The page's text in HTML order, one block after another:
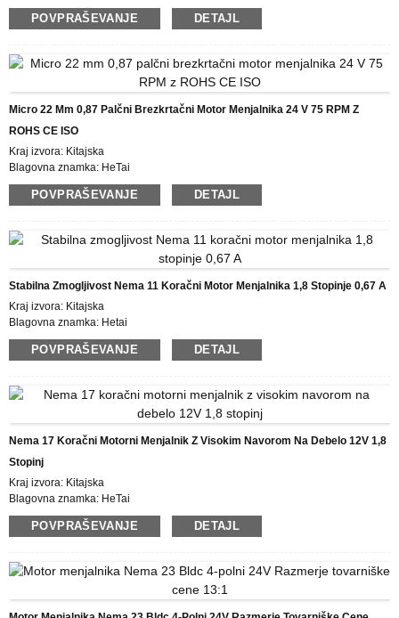
Certificiranje: CE ROHS ISO
Številka modela: 57BYGH231-04AG15
Cena: USD
Podrobnosti pakiranja: škatla z notranjo škatlo iz pene, paleta
Plačilni pogoji: L/C, D/P, T/T, Western Union, MoneyGram
POVPRAŠEVANJE DETAJL
Micro 22 Mm 0,87 Palčni Brezkrtačni Motor Menjalnika 24 V 75 RPM Z
ROHS CE ISO
Kraj izvora: Kitajska
Blagovna znamka: HeTai
Certificiranje: CE ROHS ISO
Številka modela: 22BL202AG64
Cena: USD
Podrobnosti pakiranja: škatla z notranjo škatlo iz pene, paleta
Plačilni pogoji: L/C, D/P, T/T, Western Union, MoneyGram
POVPRAŠEVANJE DETAJL
Stabilna Zmogljivost Nema 11 Koračni Motor Menjalnika 1,8 Stopinje 0,67 A
Kraj izvora: Kitajska
Blagovna znamka: Hetai
Certificiranje: CE ROHS ISO
Številka modela: 28BYGH102-39AG
Podrobnosti pakiranja: škatla z notranjo škatlo iz pene, paleta
Dobavni rok: 25 DNI
Plačilni pogoji: L/C, D/P, T/T, Western Union, MoneyGram
Možnost dobave: 10000 kosov/mesec
POVPRAŠEVANJE DETAJL
Nema 17 Koračni Motorni Menjalnik Z Visokim Navorom Na Debelo 12V 1,8
Stopinj
Kraj izvora: Kitajska
Blagovna znamka: HeTai
Certificiranje: CE ROHS ISO
Številka modela: 42BYGH208-56AG5
Cena: USD
Podrobnosti pakiranja: škatla z notranjo škatlo iz pene, paleta
Plačilni pogoji: L/C, D/P, T/T, Western Union, MoneyGram
POVPRAŠEVANJE DETAJL